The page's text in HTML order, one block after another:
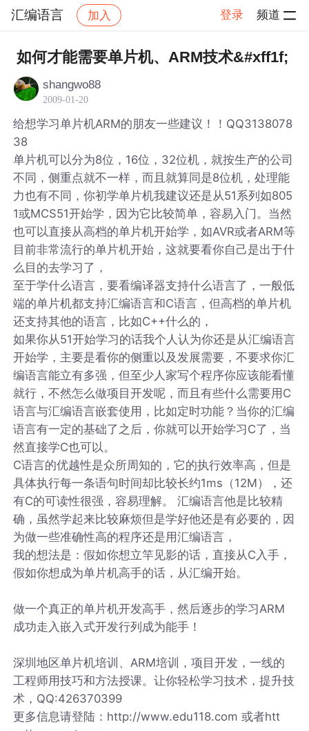
汇编语言 加入 登录 频道
社区 汇编语言 帖子详情
如何才能需要单片机、ARM技术&#xff1f;
shangwo88
2009-01-20
给想学习单片机ARM的朋友一些建议！！QQ3138078
38
单片机可以分为8位，16位，32位机，就按生产的公司
不同，侧重点就不一样，而且就算同是8位机，处理能
力也有不同，你初学单片机我建议还是从51系列如805
1或MCS51开始学，因为它比较简单，容易入门。当然
也可以直接从高档的单片机开始学，如AVR或者ARM等
目前非常流行的单片机开始，这就要看你自己是出于什
么目的去学习了，
至于学什么语言，要看编译器支持什么语言了，一般低
端的单片机都支持汇编语言和C语言，但高档的单片机
还支持其他的语言，比如C++什么的，
如果你从51开始学习的话我个人认为你还是从汇编语言
开始学，主要是看你的侧重以及发展需要，不要求你汇
编语言能立有多强，但至少人家写个程序你应该能看懂
就行，不然怎么做项目开发呢，而且有些什么需要用C
语言与汇编语言嵌套使用，比如定时功能？当你的汇编
语言有一定的基础了之后，你就可以开始学习C了，当
然直接学C也可以。
C语言的优越性是众所周知的，它的执行效率高，但是
具体执行每一条语句时间却比较长约1ms（12M），还
有C的可读性很强，容易理解。 汇编语言他是比较精
确，虽然学起来比较麻烦但是学好他还是有必要的，因
为做一些准确性高的程序还是用汇编语言，
我的想法是：假如你想立竿见影的话，直接从C入手，
假如你想成为单片机高手的话，从汇编开始。
做一个真正的单片机开发高手，然后逐步的学习ARM
成功走入嵌入式开发行列成为能手！
深圳地区单片机培训、ARM培训，项目开发，一线的
工程师用技巧和方法授课。让你轻松学习技术，提升技
术，QQ:426370399
更多信息请登陆：http://www.edu118.com 或者htt